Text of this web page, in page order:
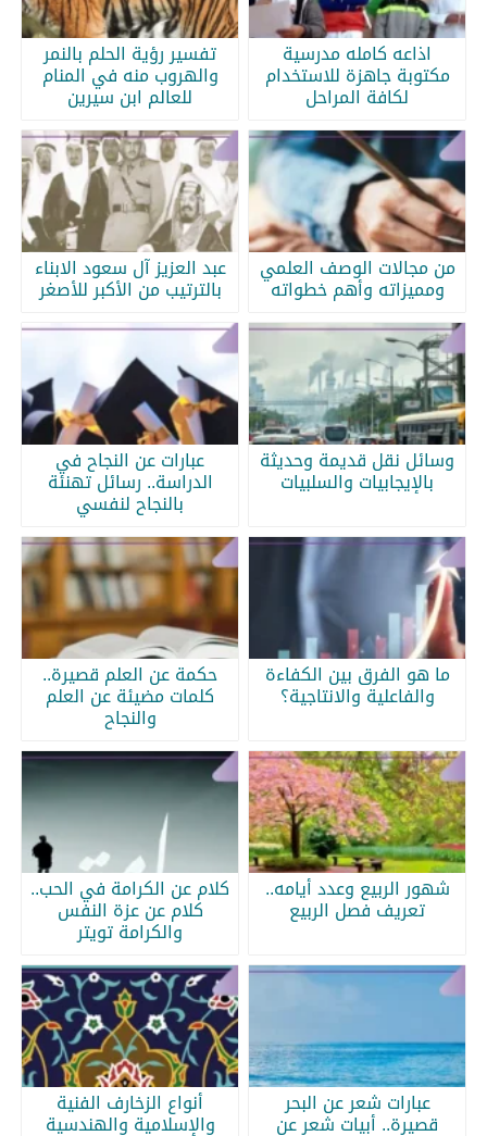
اذاعه كامله مدرسية
مكتوبة جاهزة للاستخدام
لكافة المراحل
تفسير رؤية الحلم بالنمر
والهروب منه في المنام
للعالم ابن سيرين
من مجالات الوصف العلمي
ومميزاته وأهم خطواته
عبد العزيز آل سعود الابناء
بالترتيب من الأكبر للأصغر
وسائل نقل قديمة وحديثة
بالإيجابيات والسلبيات
عبارات عن النجاح في
الدراسة.. رسائل تهنئة
بالنجاح لنفسي
ما هو الفرق بين الكفاءة
والفاعلية والانتاجية؟
حكمة عن العلم قصيرة..
كلمات مضيئة عن العلم
والنجاح
شهور الربيع وعدد أيامه..
تعريف فصل الربيع
كلام عن الكرامة في الحب..
كلام عن عزة النفس
والكرامة تويتر
عبارات شعر عن البحر
قصيرة.. أبيات شعر عن
أنواع الزخارف الفنية
والإسلامية والهندسية